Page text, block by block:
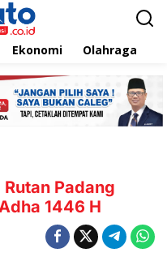
Ekonomi Olahraga
Padang
1446 H